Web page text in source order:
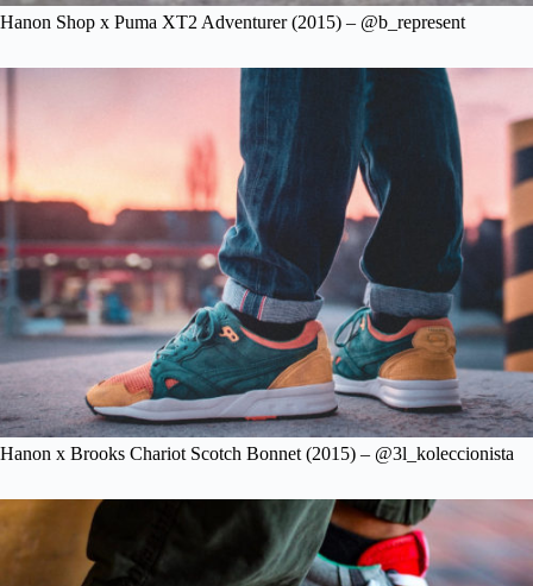
Hanon Shop x Puma XT2 Adventurer (2015) – @b_represent
Hanon x Brooks Chariot Scotch Bonnet (2015) – @3l_koleccionista